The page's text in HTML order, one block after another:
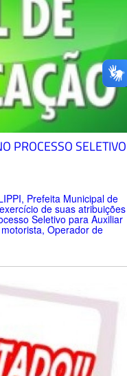
PROCESSO SELETIVO
Prefeita Municipal de
de suas atribuições
Seletivo para Auxiliar
Operador de